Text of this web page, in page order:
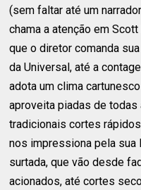
(sem faltar até um
chama a atenção em
que o diretor comanda
da Universal, até a
adota um clima
aproveita piadas de
tradicionais cortes
nos impressiona pela sua
surtada, que vão desde
acionados, até cortes